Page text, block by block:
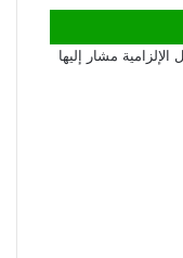
الإلزامية مشار إليها